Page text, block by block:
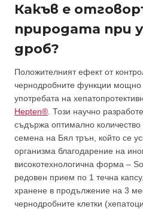
Какъв е
природата при
дроб?
Положителният ефект от
чернодробните функции
употребата на
Hepten® . Този научно
съдържа оптимално количество
семена на Бял трън, който се
организма благодарение на
високотехнологична форма –
редовен прием по 1 течна
хранене в продължение на 3
чернодробните клетки